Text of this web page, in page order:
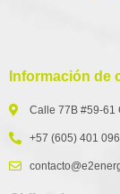
Información de
Calle 77B #59-61
+57 (605) 401